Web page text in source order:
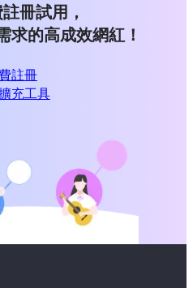
冊試用，
求的高成效網紅！
註冊
充工具